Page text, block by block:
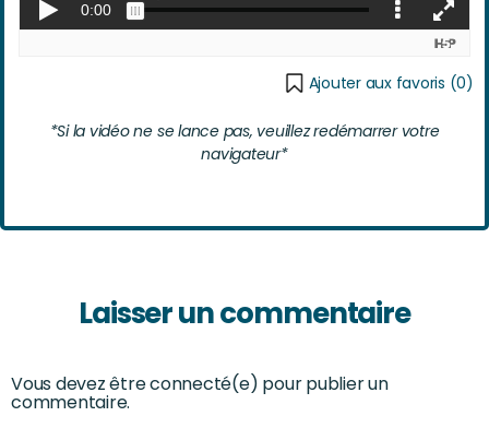
Ajouter aux favoris (0)
*Si la vidéo ne se lance pas, veuillez redémarrer votre
navigateur*
Laisser un commentaire
Vous devez être connecté(e) pour publier un
commentaire.